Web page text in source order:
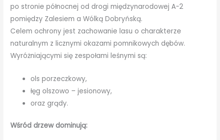
po stronie północnej od drogi międzynarodowej A-2
pomiędzy Zalesiem a Wólką Dobryńską.
Celem ochrony jest zachowanie lasu o charakterze
naturalnym z licznymi okazami pomnikowych dębów.
Wyróżniającymi się zespołami leśnymi są:
ols porzeczkowy,
łęg olszowo – jesionowy,
oraz grądy.
Wśród drzew dominują: